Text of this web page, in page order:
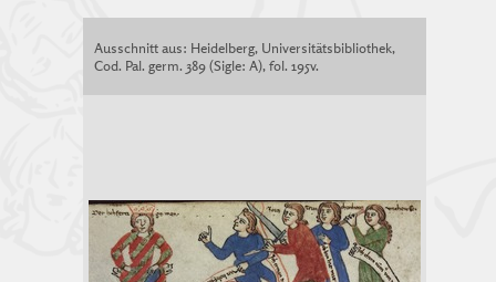
Ausschnitt aus: Heidelberg, Universitätsbibliothek,
Cod. Pal. germ. 389 (Sigle: A), fol. 195v.